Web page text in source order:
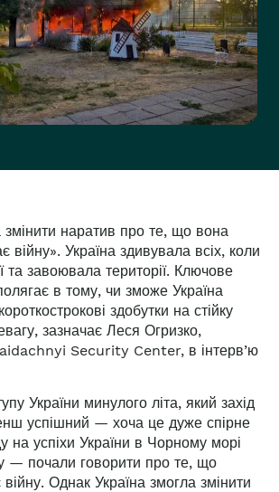
змінити наратив про те, що вона
війну». Україна здивувала всіх, коли
та завоювала території. Ключове
в тому, чи зможе Україна
здобутки на стійку
зазначає Леся Огризко,
Security Center, в інтерв’ю
України минулого літа, який захід
успішний — хоча це дуже спірне
на успіхи України в Чорному морі
— почали говорити про те, що
війну. Однак Україна змогла змінити